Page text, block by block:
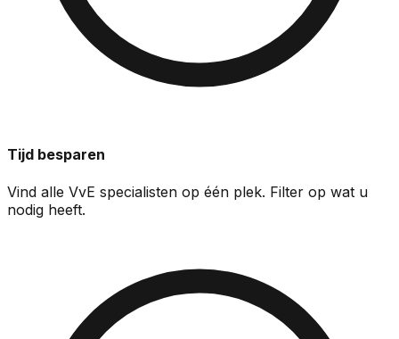
Tijd besparen
Vind alle VvE specialisten op één plek. Filter op wat u
nodig heeft.